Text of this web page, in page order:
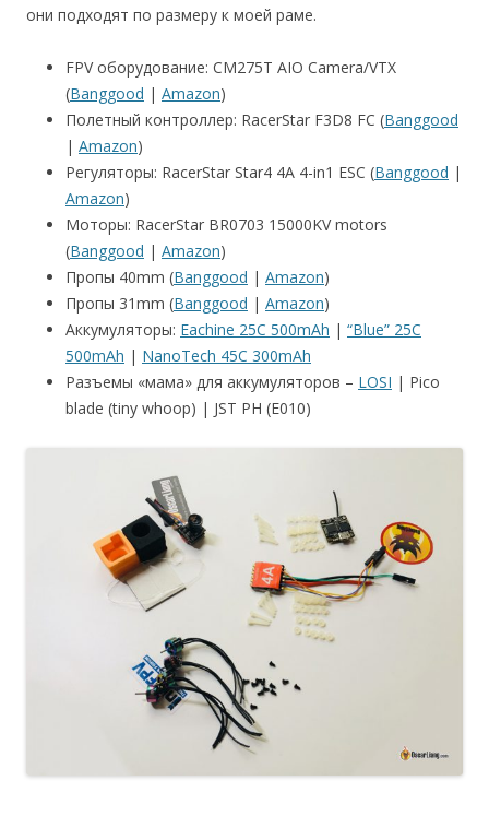
они подходят по размеру к моей раме.
FPV оборудование: CM275T AIO Camera/VTX
(Banggood | Amazon)
Полетный контроллер: RacerStar F3D8 FC (Banggood
| Amazon)
Регуляторы: RacerStar Star4 4A 4-in1 ESC (Banggood |
Amazon)
Моторы: RacerStar BR0703 15000KV motors
(Banggood | Amazon)
Пропы 40mm (Banggood | Amazon)
Пропы 31mm (Banggood | Amazon)
Аккумуляторы: Eachine 25C 500mAh | “Blue” 25C
500mAh | NanoTech 45C 300mAh
Разъемы «мама» для аккумуляторов – LOSI | Pico
blade (tiny whoop) | JST PH (E010)